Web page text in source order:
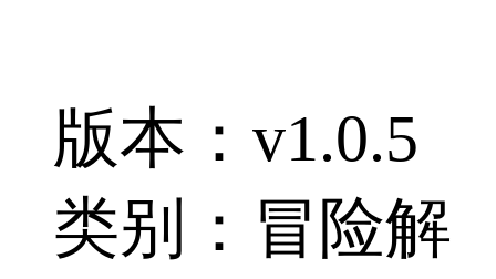
版本：v1.0.5
类别：冒险解